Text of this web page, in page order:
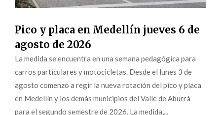
Pico y placa en Medellín jueves 6 de
agosto de 2026
La medida se encuentra en una semana pedagógica para
carros particulares y motocicletas. Desde el lunes 3 de
agosto comenzó a regir la nueva rotación del pico y placa
en Medellín y los demás municipios del Valle de Aburrá
para el segundo semestre de 2026. La medida,...